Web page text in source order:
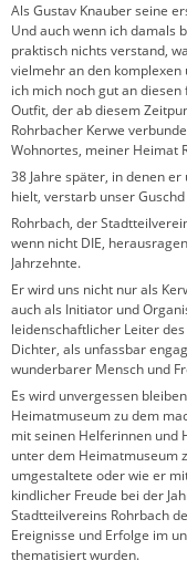
Als Gustav Knauber seine
Und auch wenn ich damals
praktisch nichts verstand,
vielmehr an den
ich mich noch gut an
Outfit, der ab diesem
Rohrbacher Kerwe
Wohnortes, meiner Heimat
38 Jahre später, in denen
hielt, verstarb unser
Rohrbach, der
wenn nicht DIE,
Jahrzehnte.
Er wird uns nicht nur als
auch als Initiator und
leidenschaftlicher Leiter
Dichter, als unfassbar
wunderbarer Mensch und
Es wird unvergessen
Heimatmuseum zu dem
mit seinen Helferinnen und
unter dem Heimatmuseum
umgestaltete oder wie er
kindlicher Freude bei der
Stadtteilvereins Rohrbach
Ereignisse und Erfolge im
thematisiert wurden.